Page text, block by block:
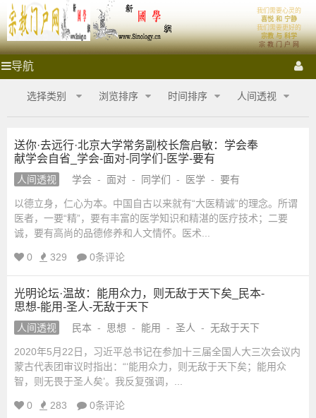
我们需要心灵的
喜悦 和 宁静
我们需要更好的
宗教 与 科学
宗 教 门 户 网
导航
宗
户
网
宗
教
商
城
_
宗
教
合
网-
国
学
_
国
学
网
_
学
宗
教
网
宗
商
城
宗
祭拜圣地 宗教门户 各大宗教 宗教艺术 宗教影音
选择类别 浏览排序 时间排序 人间透视
送你·去远行·北京大学常务副校长詹启敏：学会奉
献学会自省_学会-面对-同学们-医学-要有
人间透视 学会 - 面对 - 同学们 - 医学 - 要有
以德立身，仁心为本。中国自古以来就有“大医精诚”的理念。所谓
医者，一要“精”，要有丰富的医学知识和精湛的医疗技术；二要
诚，要有高尚的品德修养和人文情怀。医术...
0 329 0条评论
光明论坛·温故：能用众力，则无敌于天下矣_民本-
思想-能用-圣人-无敌于天下
人间透视 民本 - 思想 - 能用 - 圣人 - 无敌于天下
2020年5月22日，习近平总书记在参加十三届全国人大三次会议内
蒙古代表团审议时指出：“‘能用众力，则无敌于天下矣；能用众
智，则无畏于圣人矣’。我反复强调，...
0 283 0条评论